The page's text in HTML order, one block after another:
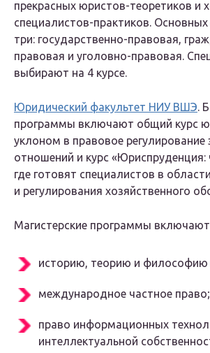
прекрасных юристов-теоретиков и
специалистов-практиков.
три: государственно-правовая,
правовая и уголовно-правовая.
выбирают на 4 курсе.
Юридический факультет НИУ ВШЭ.
программы включают общий курс
уклоном в правовое регулирование
отношений и курс «Юриспруденция:
где готовят специалистов в
и регулирования хозяйственного
Магистерские программы
историю, теорию и философию
международное частное право;
право информационных
интеллектуальной